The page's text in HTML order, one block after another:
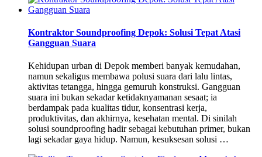
Kontraktor Soundproofing Depok: Solusi Tepat Atasi
Gangguan Suara
Kehidupan urban di Depok memberi banyak kemudahan,
namun sekaligus membawa polusi suara dari lalu lintas,
aktivitas tetangga, hingga gemuruh konstruksi. Gangguan
suara ini bukan sekadar ketidaknyamanan sesaat; ia
berdampak pada kualitas tidur, konsentrasi kerja,
produktivitas, dan akhirnya, kesehatan mental. Di sinilah
solusi soundproofing hadir sebagai kebutuhan primer, bukan
lagi sekadar gaya hidup. Namun, kesuksesan solusi …